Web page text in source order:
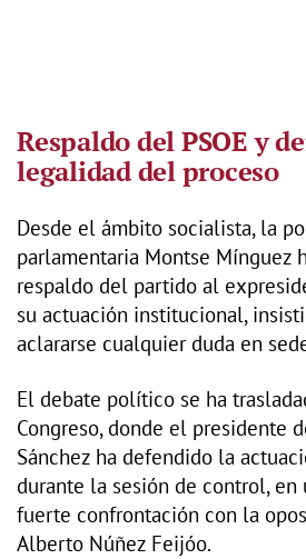
Respaldo del PSOE y
legalidad del proceso
Desde el ámbito socialista, la
parlamentaria Montse Mínguez
respaldo del partido al
su actuación institucional,
aclararse cualquier duda en
El debate político se ha
Congreso, donde el presidente
Sánchez ha defendido la
durante la sesión de control,
fuerte confrontación con la
Alberto Núñez Feijóo.